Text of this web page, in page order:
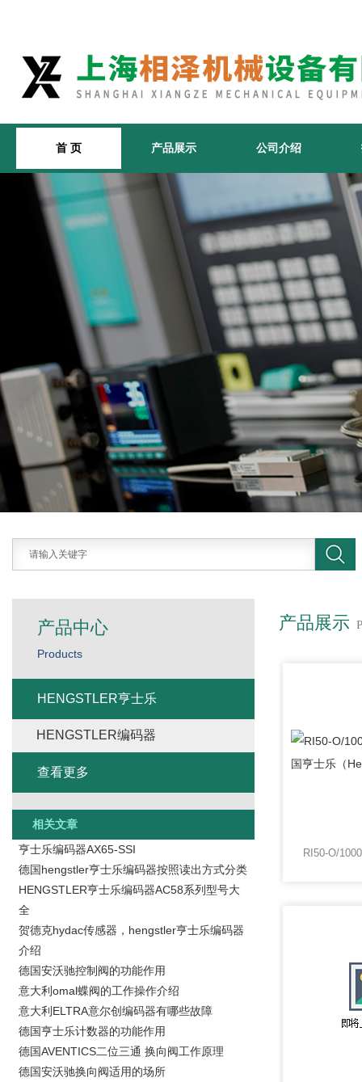
首 页 产品展示 公司介绍
产品展示
产品中心
Products
HENGSTLER亨士乐
HENGSTLER编码器
查看更多
相关文章
亨士乐编码器AX65-SSI
德国hengstler亨士乐编码器按照读出方式分类
HENGSTLER亨士乐编码器AC58系列型号大
全
贺德克hydac传感器，hengstler亨士乐编码器
介绍
德国安沃驰控制阀的功能作用
意大利omal蝶阀的工作操作介绍
意大利ELTRA意尔创编码器有哪些故障
德国亨士乐计数器的功能作用
德国AVENTICS二位三通 换向阀工作原理
德国安沃驰换向阀适用的场所